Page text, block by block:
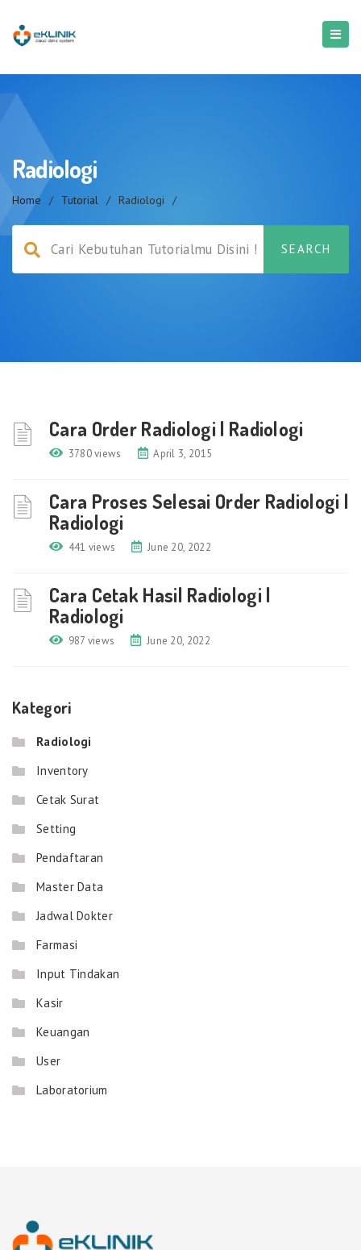
Radiologi
Home / Tutorial / Radiologi /
Cara Order Radiologi | Radiologi
3780 views April 3, 2015
Cara Proses Selesai Order Radiologi |
Radiologi
441 views June 20, 2022
Cara Cetak Hasil Radiologi |
Radiologi
987 views June 20, 2022
Kategori
Radiologi
Inventory
Cetak Surat
Setting
Pendaftaran
Master Data
Jadwal Dokter
Farmasi
Input Tindakan
Kasir
Keuangan
User
Laboratorium